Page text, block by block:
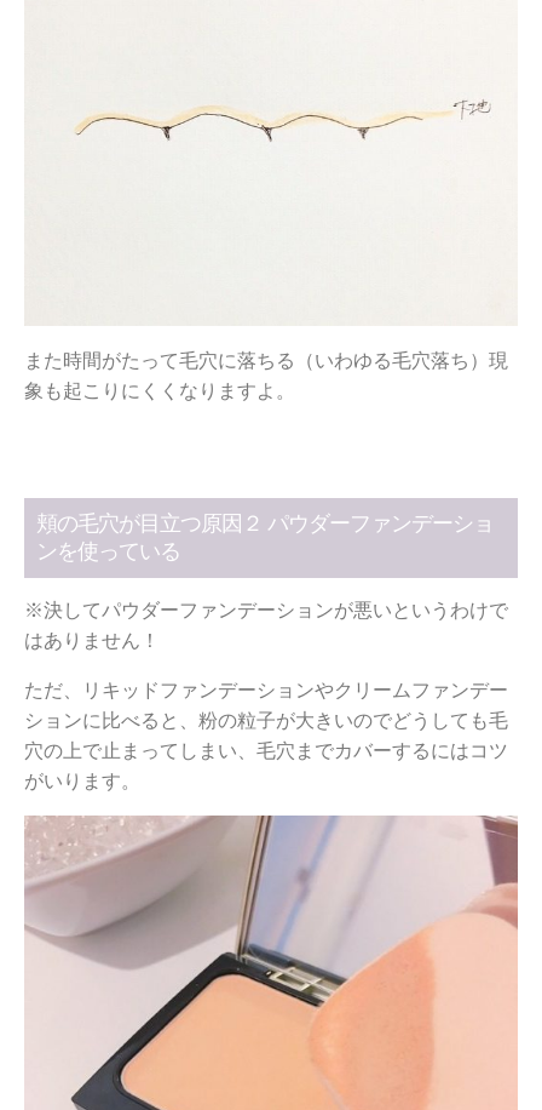
また時間がたって毛穴に落ちる（いわゆる毛穴落ち）現
象も起こりにくくなりますよ。
頬の毛穴が目立つ原因２ パウダーファンデーショ
ンを使っている
※決してパウダーファンデーションが悪いというわけで
はありません！
ただ、リキッドファンデーションやクリームファンデー
ションに比べると、粉の粒子が大きいのでどうしても毛
穴の上で止まってしまい、毛穴までカバーするにはコツ
がいります。